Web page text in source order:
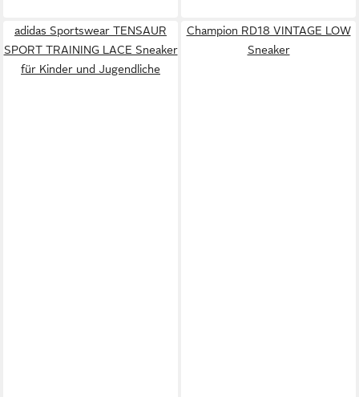
adidas Sportswear TENSAUR
SPORT TRAINING LACE Sneaker
für Kinder und Jugendliche
Champion RD18 VINTAGE LOW
Sneaker